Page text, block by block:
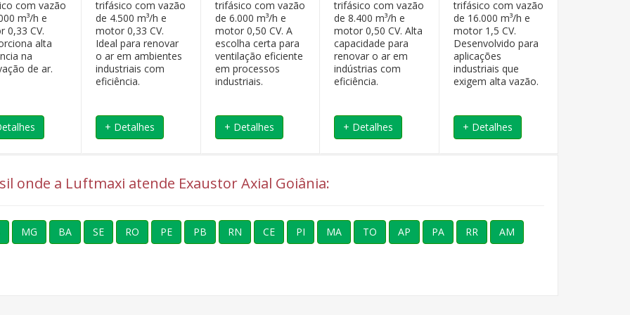
com vazão
m³/h e
0,33 CV.
alta
na
de ar.
trifásico com vazão
de 4.500 m³/h e
motor 0,33 CV.
Ideal para renovar
o ar em ambientes
industriais com
eficiência.
+ Detalhes
trifásico com vazão
de 6.000 m³/h e
motor 0,50 CV. A
escolha certa para
ventilação eficiente
em processos
industriais.
+ Detalhes
trifásico com vazão
de 8.400 m³/h e
motor 0,50 CV. Alta
capacidade para
renovar o ar em
indústrias com
eficiência.
+ Detalhes
trifásico com vazão
de 16.000 m³/h e
motor 1,5 CV.
Desenvolvido para
aplicações
industriais que
exigem alta vazão.
+ Detalhes
onde a Luftmaxi atende Exaustor Axial Goiânia:
MG BA SE RO PE PB RN CE PI MA TO AP PA RR AM